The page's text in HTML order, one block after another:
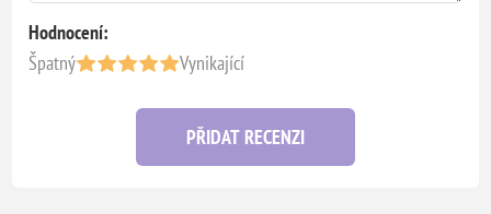
Hodnocení:
Špatný
Vynikající
PŘIDAT RECENZI